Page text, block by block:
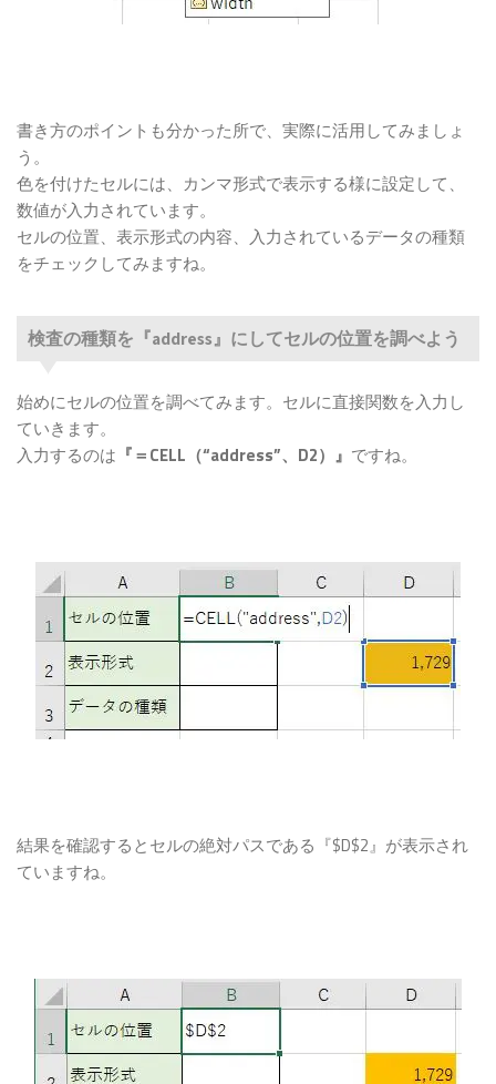
書き方のポイントも分かった所で、実際に活用してみましょ
う。
色を付けたセルには、カンマ形式で表示する様に設定して、
数値が入力されています。
セルの位置、表示形式の内容、入力されているデータの種類
をチェックしてみますね。
検査の種類を『address』にしてセルの位置を調べよう
始めにセルの位置を調べてみます。セルに直接関数を入力し
ていきます。
入力するのは 『＝CELL（“address”、D2）』 ですね。
結果を確認するとセルの絶対パスである『$D$2』が表示され
ていますね。